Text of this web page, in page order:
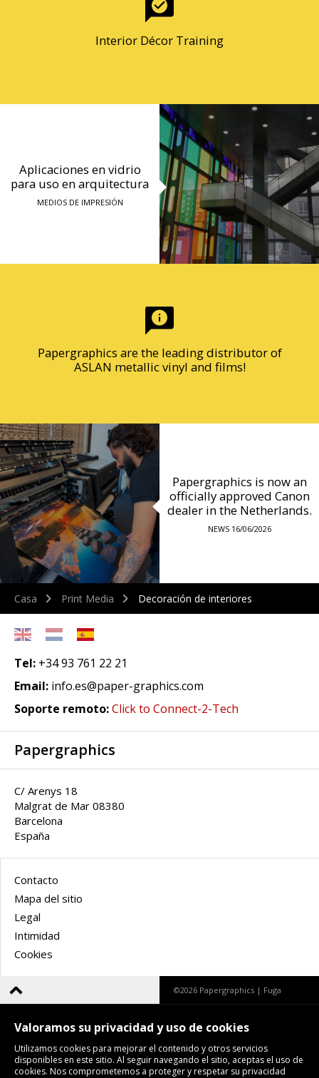
Interior Décor Training
Aplicaciones en vidrio
para uso en arquitectura
MEDIOS DE IMPRESIÓN
Papergraphics are the leading distributor of
ASLAN metallic vinyl and films!
Papergraphics is now an
officially approved Canon
dealer in the Netherlands.
NEWS 16/06/2026
Casa Print Media Decoración de interiores
Tel: +34 93 761 22 21
Email: info.es@paper-graphics.com
Soporte remoto:Click to Connect-2-Tech
Papergraphics
C/ Arenys 18
Malgrat de Mar 08380
Barcelona
España
Contacto
Mapa del sitio
Legal
Intimidad
Cookies
©2026 Papergraphics | Fuga
Valoramos su privacidad y uso de cookies
Utilizamos cookies para mejorar el contenido y otros servicios
disponibles en este sitio. Al seguir navegando el sitio, aceptas el uso de
cookies. Nos comprometemos a proteger y respetar su privacidad